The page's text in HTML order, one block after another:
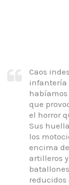
Caos
infantería
habíamos
que
el horror
Sus
los
encima
artilleros
reducidos